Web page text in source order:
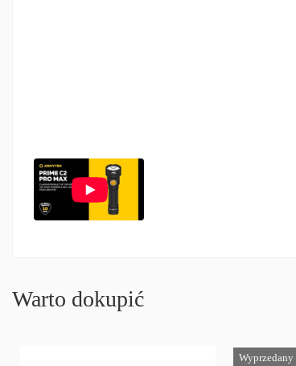
Warto dokupić
Wyprzedany